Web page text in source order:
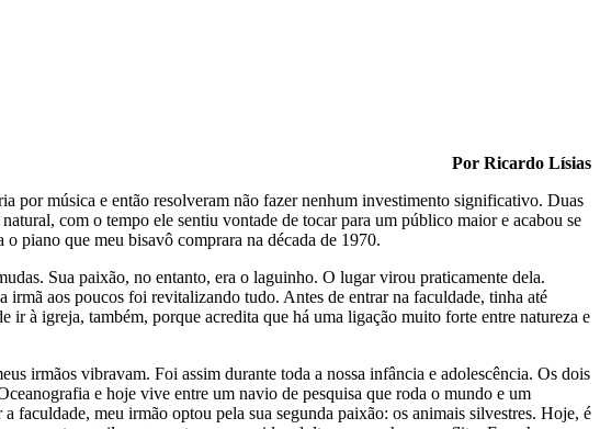
Por Ricardo Lísias
por música e então resolveram não fazer nenhum investimento significativo. Duas
com o tempo ele sentiu vontade de tocar para um público maior e acabou se
piano que meu bisavô comprara na década de 1970.
Sua paixão, no entanto, era o laguinho. O lugar virou praticamente dela.
aos poucos foi revitalizando tudo. Antes de entrar na faculdade, tinha até
à igreja, também, porque acredita que há uma ligação muito forte entre natureza e
irmãos vibravam. Foi assim durante toda a nossa infância e adolescência. Os dois
e hoje vive entre um navio de pesquisa que roda o mundo e um
faculdade, meu irmão optou pela sua segunda paixão: os animais silvestres. Hoje, é